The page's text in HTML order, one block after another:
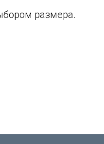
размера.